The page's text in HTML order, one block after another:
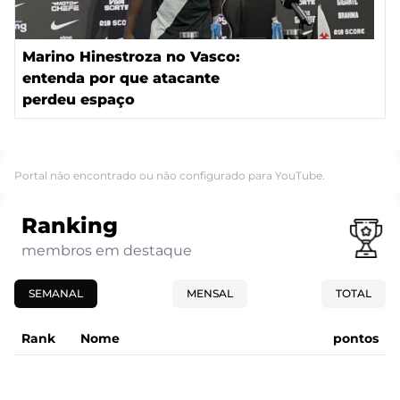
Marino Hinestroza no Vasco:
entenda por que atacante
perdeu espaço
Portal não encontrado ou não configurado para YouTube.
Ranking
membros em destaque
SEMANAL MENSAL TOTAL
Rank Nome pontos